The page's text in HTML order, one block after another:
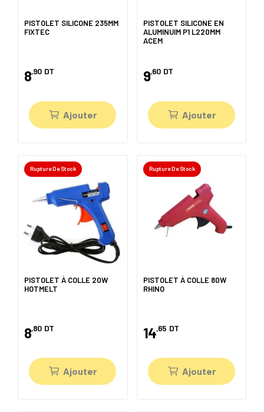
PISTOLET SILICONE 235MM
FIXTEC
8,90 DT
Ajouter
PISTOLET SILICONE EN
ALUMINUIM P1 L220MM
ACEM
9,60 DT
Ajouter
Rupture De Stock
PISTOLET À COLLE 20W
HOTMELT
8,80 DT
Ajouter
Rupture De Stock
PISTOLET À COLLE 80W
RHINO
14,65 DT
Ajouter